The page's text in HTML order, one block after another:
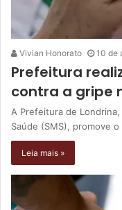
Vivian Honorato 10 de
Prefeitura
contra a gripe
A Prefeitura de
Saúde (SMS), promove
Leia mais »